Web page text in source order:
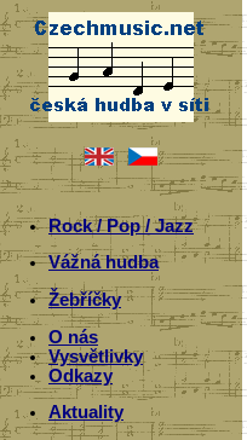
Rock / Pop / Jazz
Vážná hudba
Žebříčky
O nás
Vysvětlivky
Odkazy
Aktuality